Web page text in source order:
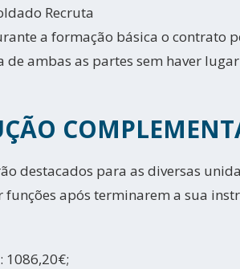
Recruta
a formação básica o contrato
de ambas as partes sem haver
destacados para as diversas
funções após terminarem a sua
1086,20€;